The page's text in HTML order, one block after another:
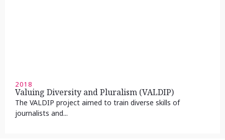
2018
Valuing Diversity and Pluralism (VALDIP)
The VALDIP project aimed to train diverse skills of
journalists and...